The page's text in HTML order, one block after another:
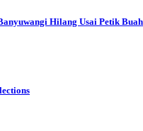
Hilang Usai Petik